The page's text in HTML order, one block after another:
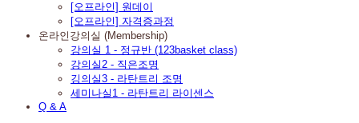
[오프라인] 원데이
[오프라인] 자격증과정
온라인강의실 (Membership)
강의실 1 - 정규반 (123basket class)
강의실2 - 직은조명
깅의실3 - 라탄트리 조명
세미나실1 - 라탄트리 라이센스
Q & A